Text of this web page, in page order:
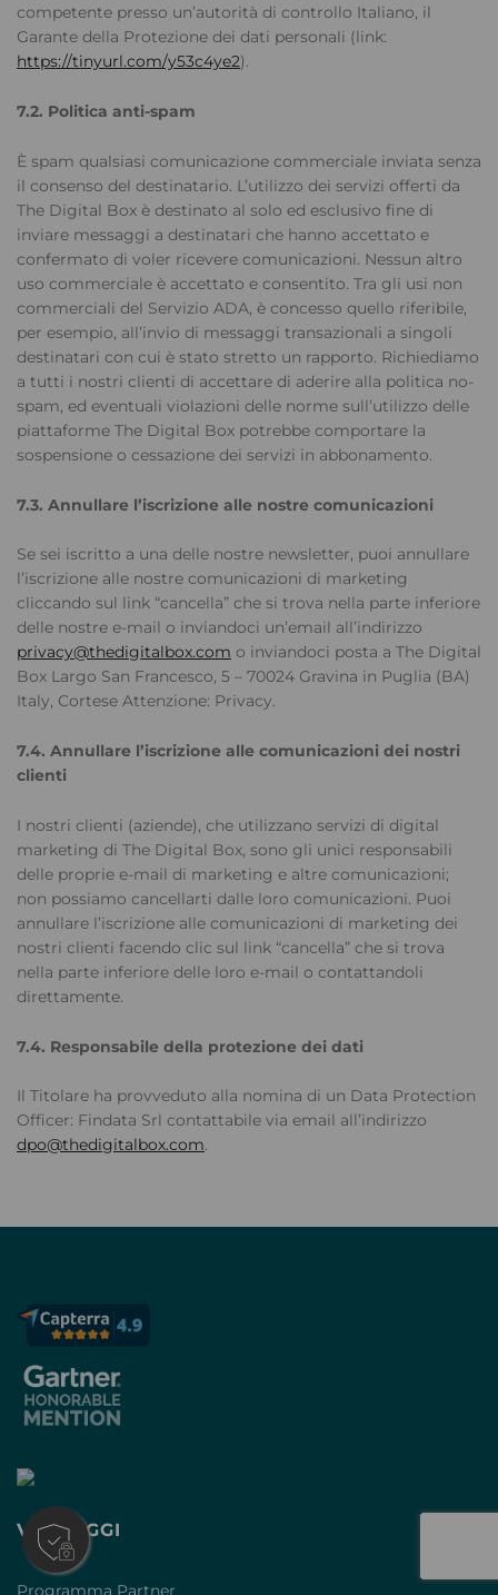
competente presso un’autorità di controllo Italiano, il
Garante della Protezione dei dati personali (link:
https://tinyurl.com/y53c4ye2).
7.2. Politica anti-spam
È spam qualsiasi comunicazione commerciale inviata senza
il consenso del destinatario. L’utilizzo dei servizi offerti da
The Digital Box è destinato al solo ed esclusivo fine di
inviare messaggi a destinatari che hanno accettato e
confermato di voler ricevere comunicazioni. Nessun altro
uso commerciale è accettato e consentito. Tra gli usi non
commerciali del Servizio ADA, è concesso quello riferibile,
per esempio, all’invio di messaggi transazionali a singoli
destinatari con cui è stato stretto un rapporto. Richiediamo
a tutti i nostri clienti di accettare di aderire alla politica no-
spam, ed eventuali violazioni delle norme sull’utilizzo delle
piattaforme The Digital Box potrebbe comportare la
sospensione o cessazione dei servizi in abbonamento.
7.3. Annullare l’iscrizione alle nostre comunicazioni
Se sei iscritto a una delle nostre newsletter, puoi annullare
l’iscrizione alle nostre comunicazioni di marketing
cliccando sul link “cancella” che si trova nella parte inferiore
delle nostre e-mail o inviandoci un’email all’indirizzo
privacy@thedigitalbox.com o inviandoci posta a The Digital
Box Largo San Francesco, 5 – 70024 Gravina in Puglia (BA)
Italy, Cortese Attenzione: Privacy.
7.4. Annullare l’iscrizione alle comunicazioni dei nostri
clienti
I nostri clienti (aziende), che utilizzano servizi di digital
marketing di The Digital Box, sono gli unici responsabili
delle proprie e-mail di marketing e altre comunicazioni;
non possiamo cancellarti dalle loro comunicazioni. Puoi
annullare l’iscrizione alle comunicazioni di marketing dei
nostri clienti facendo clic sul link “cancella” che si trova
nella parte inferiore delle loro e-mail o contattandoli
direttamente.
7.4. Responsabile della protezione dei dati
Il Titolare ha provveduto alla nomina di un Data Protection
Officer: Findata Srl contattabile via email all’indirizzo
dpo@thedigitalbox.com.
VANTAGGI
Programma Partner